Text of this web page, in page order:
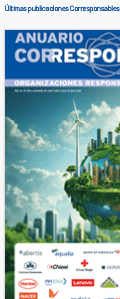
Últimas publicaciones Corresponsables